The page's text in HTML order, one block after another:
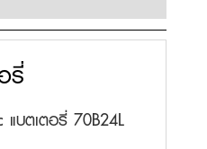
รี่
แบตเตอรี่ 70B24L